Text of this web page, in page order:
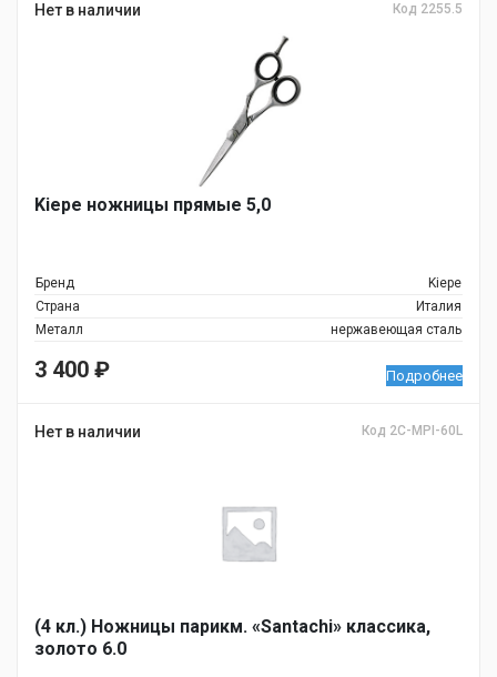
Нет в наличии Код 2255.5
Kiepe ножницы прямые 5,0
Бренд
Kiepe
Страна
Италия
Металл
нержавеющая сталь
3 400 ₽ Подробнее
Нет в наличии Код 2C-MPI-60L
(4 кл.) Ножницы парикм. «Santachi» классика,
золото 6.0